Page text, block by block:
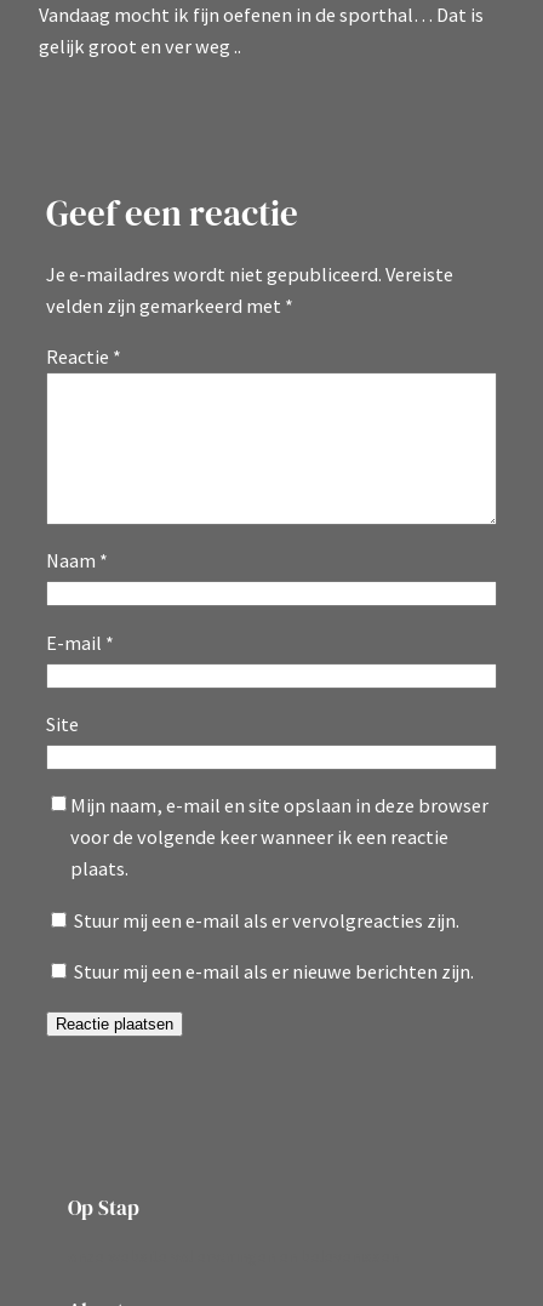
Vandaag mocht ik fijn oefenen in de sporthal… Dat is
gelijk groot en ver weg ..
Geef een reactie
Je e-mailadres wordt niet gepubliceerd. Vereiste
velden zijn gemarkeerd met *
Reactie *
Naam *
E-mail *
Site
Mijn naam, e-mail en site opslaan in deze browser
voor de volgende keer wanneer ik een reactie
plaats.
Stuur mij een e-mail als er vervolgreacties zijn.
Stuur mij een e-mail als er nieuwe berichten zijn.
Op Stap